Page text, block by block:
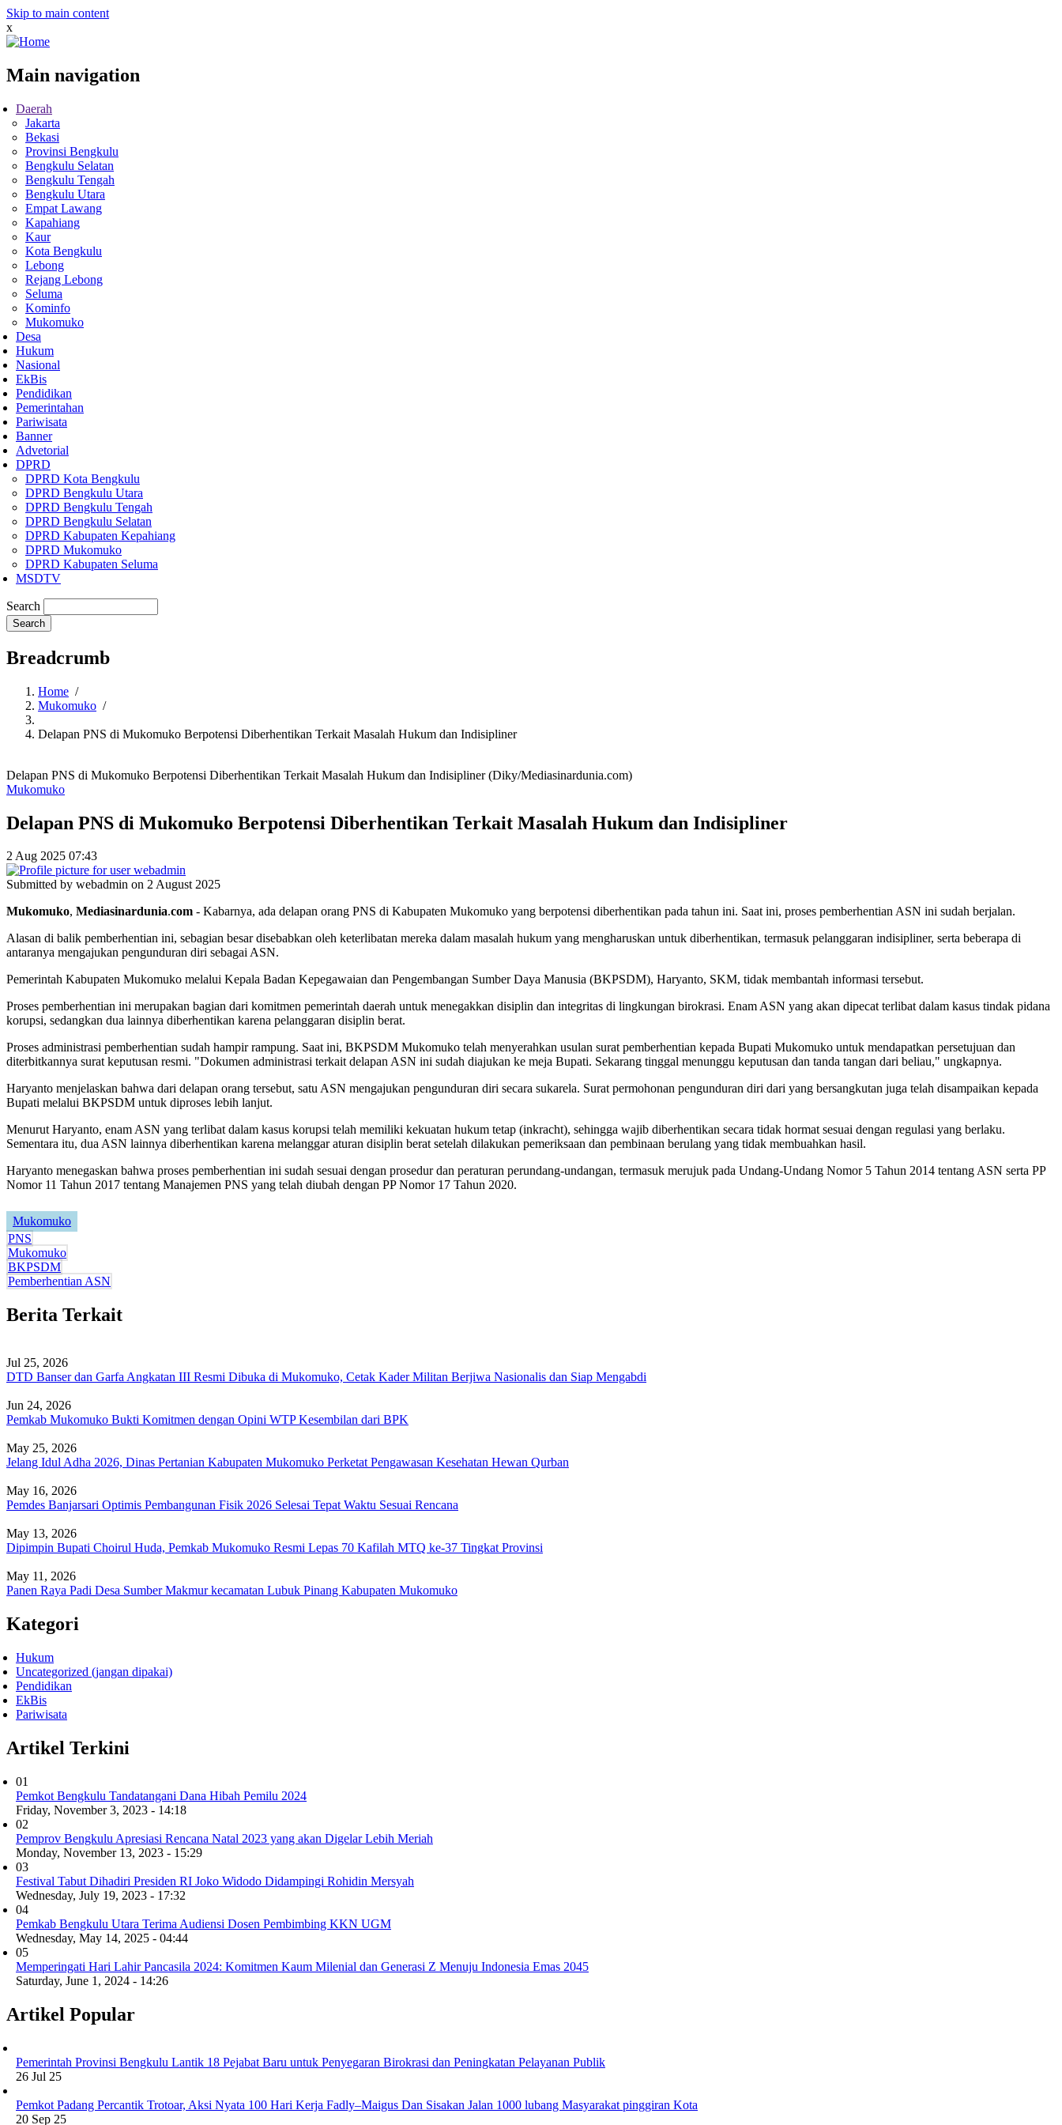
Skip to main content
x
Main navigation
Daerah
Jakarta
Bekasi
Provinsi Bengkulu
Bengkulu Selatan
Bengkulu Tengah
Bengkulu Utara
Empat Lawang
Kapahiang
Kaur
Kota Bengkulu
Lebong
Rejang Lebong
Seluma
Kominfo
Mukomuko
Desa
Hukum
Nasional
EkBis
Pendidikan
Pemerintahan
Pariwisata
Banner
Advetorial
DPRD
DPRD Kota Bengkulu
DPRD Bengkulu Utara
DPRD Bengkulu Tengah
DPRD Bengkulu Selatan
DPRD Kabupaten Kepahiang
DPRD Mukomuko
DPRD Kabupaten Seluma
MSDTV
Search
Breadcrumb
Home /
Mukomuko /
Delapan PNS di Mukomuko Berpotensi Diberhentikan Terkait Masalah Hukum dan Indisipliner
Delapan PNS di Mukomuko Berpotensi Diberhentikan Terkait Masalah Hukum dan Indisipliner (Diky/Mediasinardunia.com)
Mukomuko
Delapan PNS di Mukomuko Berpotensi Diberhentikan Terkait Masalah Hukum dan Indisipliner
2 Aug 2025 07:43
Submitted by webadmin on 2 August 2025
Mukomuko, Mediasinardunia.com - Kabarnya, ada delapan orang PNS di Kabupaten Mukomuko yang berpotensi diberhentikan pada tahun ini. Saat ini, proses pemberhentian ASN ini sudah berjalan.
Alasan di balik pemberhentian ini, sebagian besar disebabkan oleh keterlibatan mereka dalam masalah hukum yang mengharuskan untuk diberhentikan, termasuk pelanggaran indisipliner, serta beberapa di
antaranya mengajukan pengunduran diri sebagai ASN.
Pemerintah Kabupaten Mukomuko melalui Kepala Badan Kepegawaian dan Pengembangan Sumber Daya Manusia (BKPSDM), Haryanto, SKM, tidak membantah informasi tersebut.
Proses pemberhentian ini merupakan bagian dari komitmen pemerintah daerah untuk menegakkan disiplin dan integritas di lingkungan birokrasi. Enam ASN yang akan dipecat terlibat dalam kasus tindak pidana
korupsi, sedangkan dua lainnya diberhentikan karena pelanggaran disiplin berat.
Proses administrasi pemberhentian sudah hampir rampung. Saat ini, BKPSDM Mukomuko telah menyerahkan usulan surat pemberhentian kepada Bupati Mukomuko untuk mendapatkan persetujuan dan
diterbitkannya surat keputusan resmi. "Dokumen administrasi terkait delapan ASN ini sudah diajukan ke meja Bupati. Sekarang tinggal menunggu keputusan dan tanda tangan dari beliau," ungkapnya.
Haryanto menjelaskan bahwa dari delapan orang tersebut, satu ASN mengajukan pengunduran diri secara sukarela. Surat permohonan pengunduran diri dari yang bersangkutan juga telah disampaikan kepada
Bupati melalui BKPSDM untuk diproses lebih lanjut.
Menurut Haryanto, enam ASN yang terlibat dalam kasus korupsi telah memiliki kekuatan hukum tetap (inkracht), sehingga wajib diberhentikan secara tidak hormat sesuai dengan regulasi yang berlaku.
Sementara itu, dua ASN lainnya diberhentikan karena melanggar aturan disiplin berat setelah dilakukan pemeriksaan dan pembinaan berulang yang tidak membuahkan hasil.
Haryanto menegaskan bahwa proses pemberhentian ini sudah sesuai dengan prosedur dan peraturan perundang-undangan, termasuk merujuk pada Undang-Undang Nomor 5 Tahun 2014 tentang ASN serta PP
Nomor 11 Tahun 2017 tentang Manajemen PNS yang telah diubah dengan PP Nomor 17 Tahun 2020.
Mukomuko
PNS
Mukomuko
BKPSDM
Pemberhentian ASN
Berita Terkait
Jul 25, 2026
DTD Banser dan Garfa Angkatan III Resmi Dibuka di Mukomuko, Cetak Kader Militan Berjiwa Nasionalis dan Siap Mengabdi
Jun 24, 2026
Pemkab Mukomuko Bukti Komitmen dengan Opini WTP Kesembilan dari BPK
May 25, 2026
Jelang Idul Adha 2026, Dinas Pertanian Kabupaten Mukomuko Perketat Pengawasan Kesehatan Hewan Qurban
May 16, 2026
Pemdes Banjarsari Optimis Pembangunan Fisik 2026 Selesai Tepat Waktu Sesuai Rencana
May 13, 2026
Dipimpin Bupati Choirul Huda, Pemkab Mukomuko Resmi Lepas 70 Kafilah MTQ ke-37 Tingkat Provinsi
May 11, 2026
Panen Raya Padi Desa Sumber Makmur kecamatan Lubuk Pinang Kabupaten Mukomuko
Kategori
Hukum
Uncategorized (jangan dipakai)
Pendidikan
EkBis
Pariwisata
Artikel Terkini
01
Pemkot Bengkulu Tandatangani Dana Hibah Pemilu 2024
Friday, November 3, 2023 - 14:18
02
Pemprov Bengkulu Apresiasi Rencana Natal 2023 yang akan Digelar Lebih Meriah
Monday, November 13, 2023 - 15:29
03
Festival Tabut Dihadiri Presiden RI Joko Widodo Didampingi Rohidin Mersyah
Wednesday, July 19, 2023 - 17:32
04
Pemkab Bengkulu Utara Terima Audiensi Dosen Pembimbing KKN UGM
Wednesday, May 14, 2025 - 04:44
05
Memperingati Hari Lahir Pancasila 2024: Komitmen Kaum Milenial dan Generasi Z Menuju Indonesia Emas 2045
Saturday, June 1, 2024 - 14:26
Artikel Popular
Pemerintah Provinsi Bengkulu Lantik 18 Pejabat Baru untuk Penyegaran Birokrasi dan Peningkatan Pelayanan Publik
26 Jul 25
Pemkot Padang Percantik Trotoar, Aksi Nyata 100 Hari Kerja Fadly–Maigus Dan Sisakan Jalan 1000 lubang Masyarakat pinggiran Kota
20 Sep 25